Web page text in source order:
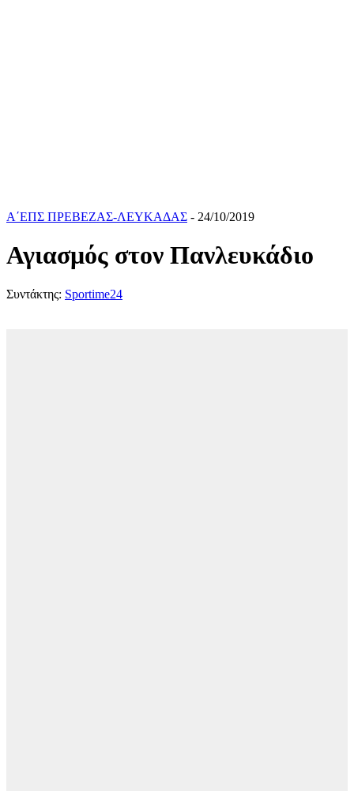
Α΄ΕΠΣ ΠΡΕΒΕΖΑΣ-ΛΕΥΚΑΔΑΣ - 24/10/2019
Αγιασμός στον Πανλευκάδιο
Συντάκτης: Sportime24